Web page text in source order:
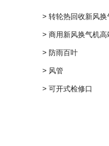
> 转轮热回收新风换
> 商用新风换气机高
> 防雨百叶
> 风管
> 可开式检修口